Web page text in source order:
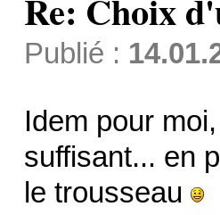
Re: Choix
Publié :
Idem pour
suffisant... en
le trousseau